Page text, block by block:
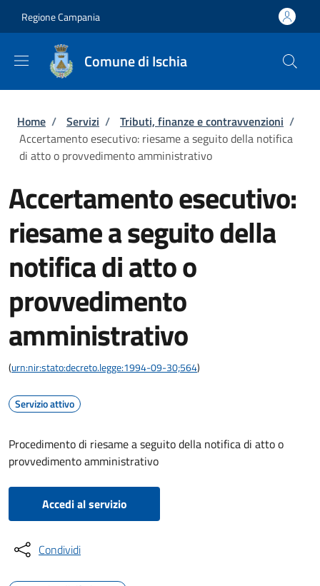
Regione Campania
Comune di Ischia
Briciole di pane
Home / Servizi / Tributi, finanze e contravvenzioni /
Accertamento esecutivo: riesame a seguito della notifica
di atto o provvedimento amministrativo
Accertamento esecutivo:
riesame a seguito della
notifica di atto o
provvedimento
amministrativo
(urn:nir:stato:decreto.legge:1994-09-30;564)
Servizio attivo
Procedimento di riesame a seguito della notifica di atto o
provvedimento amministrativo
Accedi al servizio
Condividi